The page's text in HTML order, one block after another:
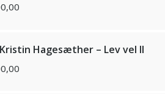
Hagesæther – Lev vel II